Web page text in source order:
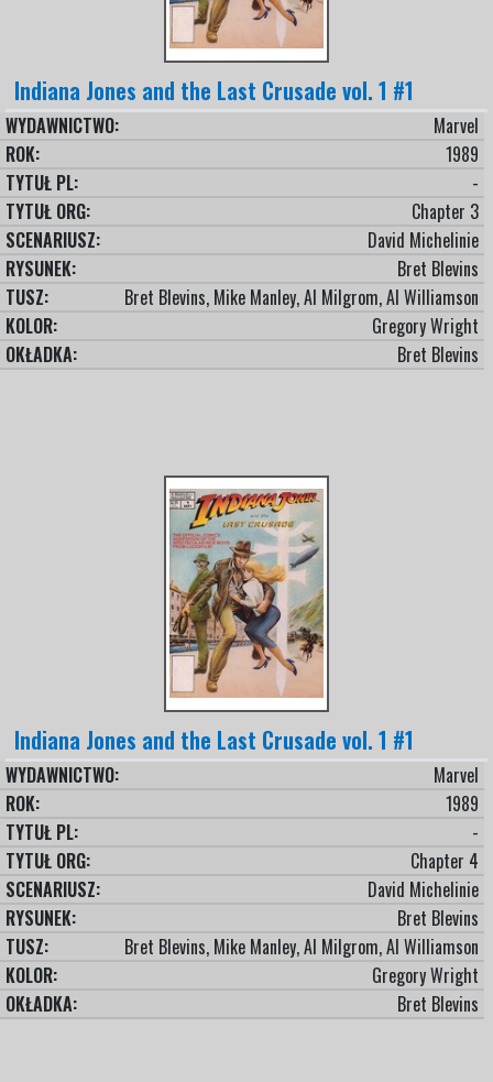
Indiana Jones and the Last Crusade vol. 1 #1
WYDAWNICTWO:
Marvel
ROK:
1989
TYTUŁ PL:
-
TYTUŁ ORG:
Chapter 3
SCENARIUSZ:
David Michelinie
RYSUNEK:
Bret Blevins
TUSZ:
Bret Blevins, Mike Manley, Al Milgrom, Al Williamson
KOLOR:
Gregory Wright
OKŁADKA:
Bret Blevins
Indiana Jones and the Last Crusade vol. 1 #1
WYDAWNICTWO:
Marvel
ROK:
1989
TYTUŁ PL:
-
TYTUŁ ORG:
Chapter 4
SCENARIUSZ:
David Michelinie
RYSUNEK:
Bret Blevins
TUSZ:
Bret Blevins, Mike Manley, Al Milgrom, Al Williamson
KOLOR:
Gregory Wright
OKŁADKA:
Bret Blevins